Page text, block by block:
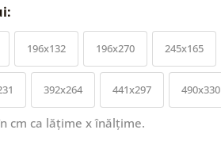
196x132 196x270 245x165
392x264 441x297 490x330
cm ca lățime x înălțime.